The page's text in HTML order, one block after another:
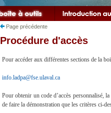
Page précédente
Procédure d'accès
Pour accéder aux différentes sections de la
info.ladpa@fse.ulaval.ca
Pour obtenir un code d’accès personnalisé,
de faire la démonstration que les critères ci-